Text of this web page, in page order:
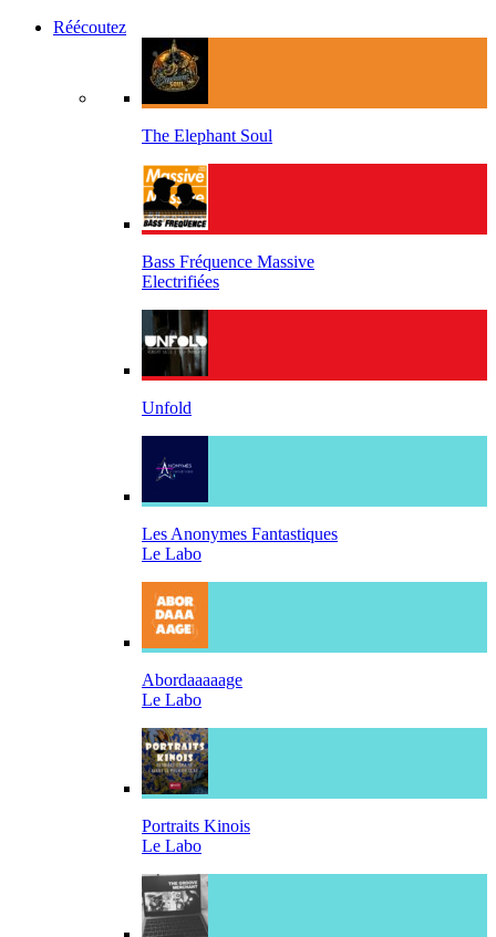
Réécoutez
The Elephant Soul
Bass Fréquence Massive
Electrifiées
Unfold
Les Anonymes Fantastiques
Le Labo
Abordaaaaage
Le Labo
Portraits Kinois
Le Labo